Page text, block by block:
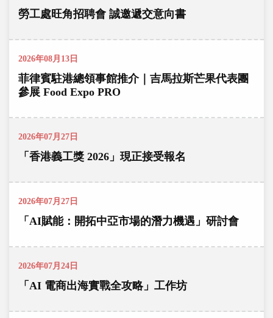
勞工處旺角招聘會 誠邀遞交意向書
2026年08月13日
菲律賓駐港總領事館推介｜吉馬拉斯芒果代表團
參展 Food Expo PRO
2026年07月27日
「香港義工獎 2026」現正接受報名
2026年07月27日
「AI賦能：開拓中亞市場的潛力機遇」研討會
2026年07月24日
「AI 電商出海實戰全攻略」工作坊